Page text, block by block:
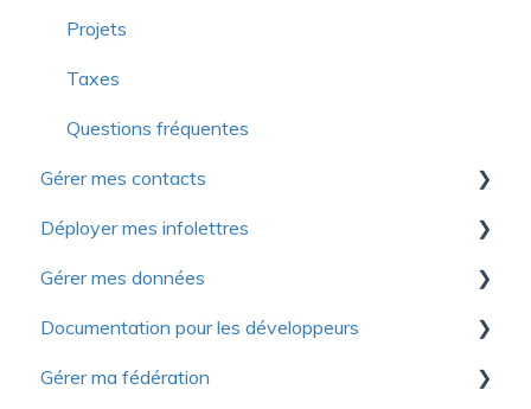
Fonctions avancées
Formations continues
Questions fréquentes
Questions fréquentes
Projets
Taxes
Questions fréquentes
Gérer mes contacts
Gestion des contacts
Déployer mes infolettres
Introduction à Yapla Infolettres
Configurer vos infolettres
Gestion des contacts
Gérer mes données
Premiers pas
Configuration
Documentation pour les développeurs
Fonctions avancées
Gérer ma fédération